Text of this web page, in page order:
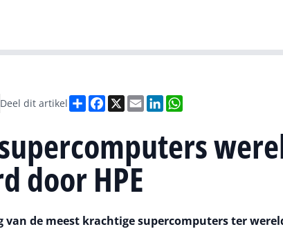
Deel dit artikel DeelFacebook
X EmailLinkedIn
door HPE
de meest krachtige supercomputers ter